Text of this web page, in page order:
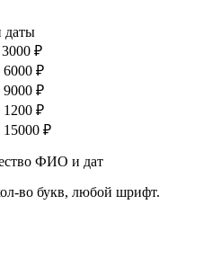
3000 ₽
6000 ₽
9000 ₽
1200 ₽
15000 ₽
ФИО и дат
во букв, любой шрифт.